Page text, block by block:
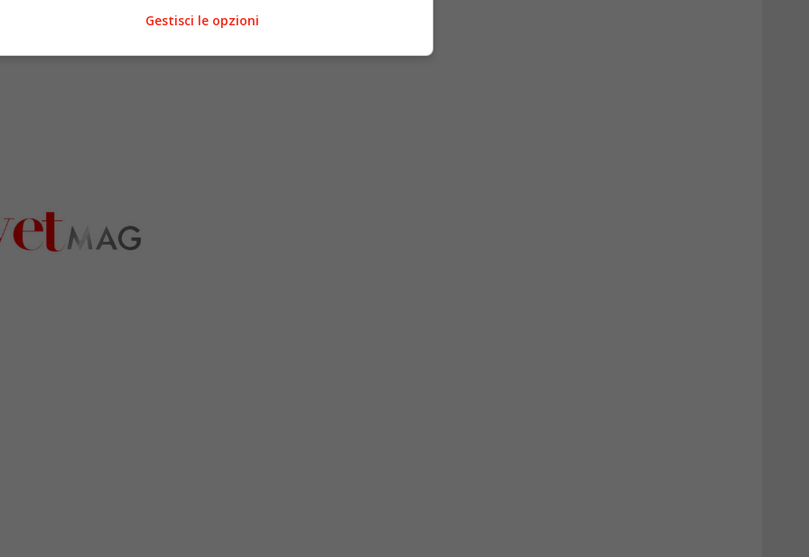
Gestisci le opzioni